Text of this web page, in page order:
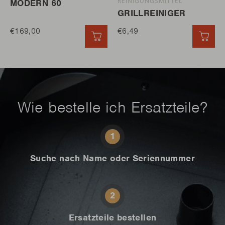
MODERN 60
€169,00
GRILLREINIGER
€6,49
Wie bestelle ich Ersatzteile?
1
Suche nach Name oder Seriennummer
2
Ersatzteile bestellen